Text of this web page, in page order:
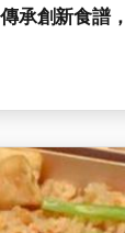
承創新食譜